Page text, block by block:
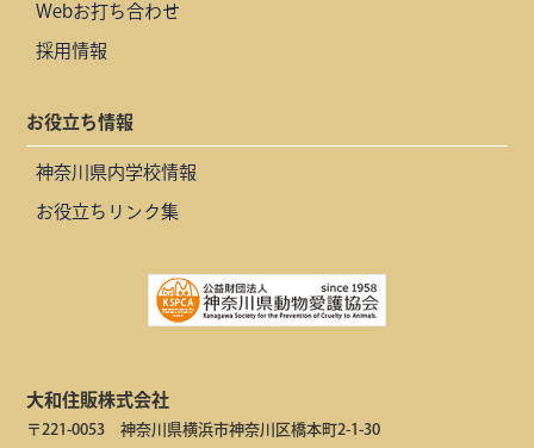
Webお打ち合わせ
採用情報
お役立ち情報
神奈川県内学校情報
お役立ちリンク集
大和住販株式会社
〒221-0053 神奈川県横浜市神奈川区橋本町2-1-30